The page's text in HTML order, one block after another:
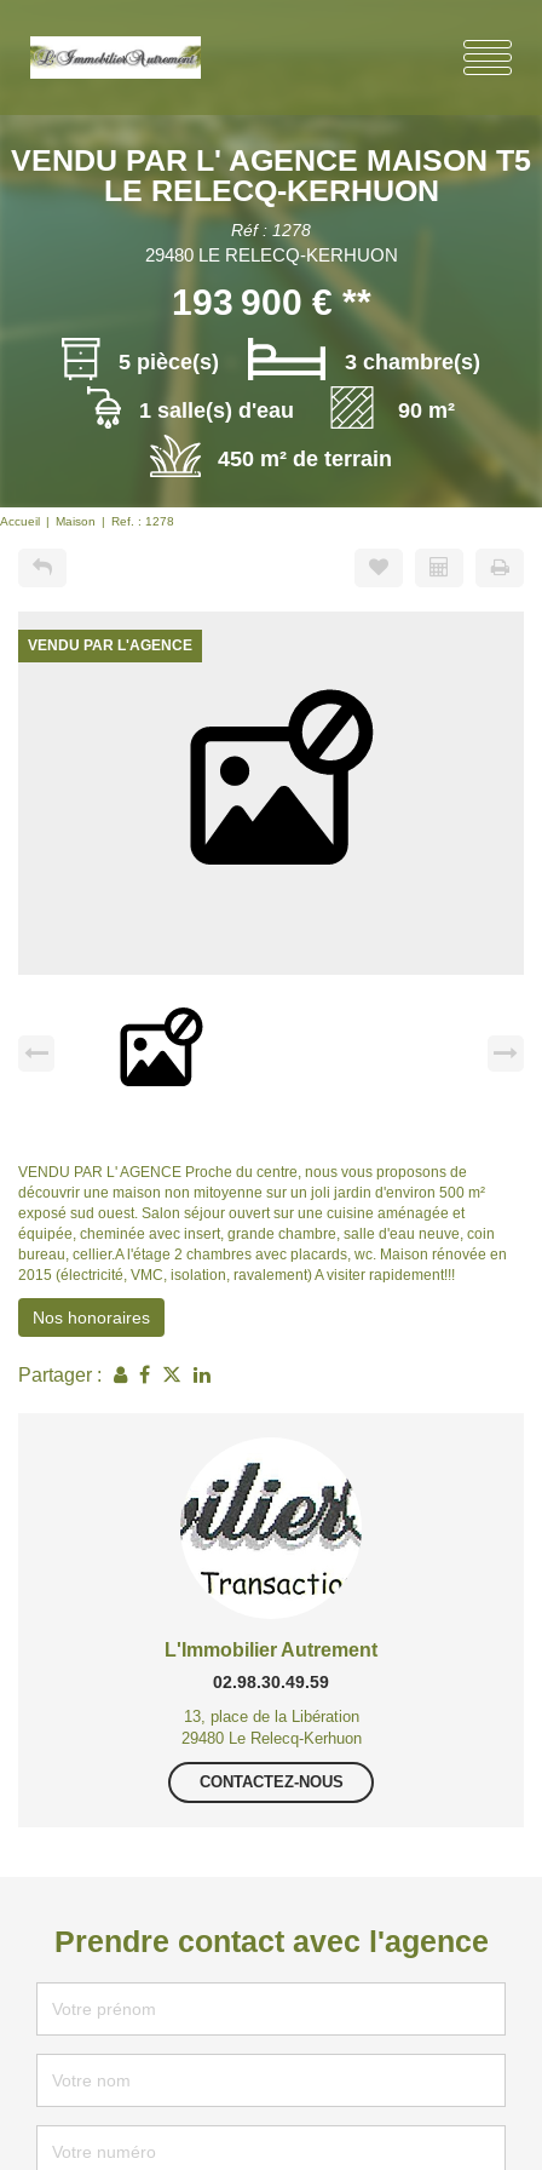
VENDU PAR L' AGENCE MAISON T5
LE RELECQ-KERHUON
Réf : 1278
29480 LE RELECQ-KERHUON
193 900 € **
5 pièce(s)
3 chambre(s)
1 salle(s) d'eau
90 m²
450 m² de terrain
Accueil Maison Ref. : 1278
VENDU PAR L'AGENCE
VENDU PAR L' AGENCE Proche du centre, nous vous proposons de
découvrir une maison non mitoyenne sur un joli jardin d'environ 500 m²
exposé sud ouest. Salon séjour ouvert sur une cuisine aménagée et
équipée, cheminée avec insert, grande chambre, salle d'eau neuve, coin
bureau, cellier.A l'étage 2 chambres avec placards, wc. Maison rénovée en
2015 (électricité, VMC, isolation, ravalement) A visiter rapidement!!!
Nos honoraires
Partager :
L'Immobilier Autrement
02.98.30.49.59
13, place de la Libération
29480 Le Relecq-Kerhuon
CONTACTEZ-NOUS
Prendre contact avec l'agence